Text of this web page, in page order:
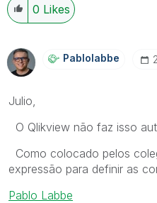
0 Likes
Pablolabbe
Julio,
O Qlikview não faz isso
Como colocado pelos
expressão para definir as
Pablo Labbe